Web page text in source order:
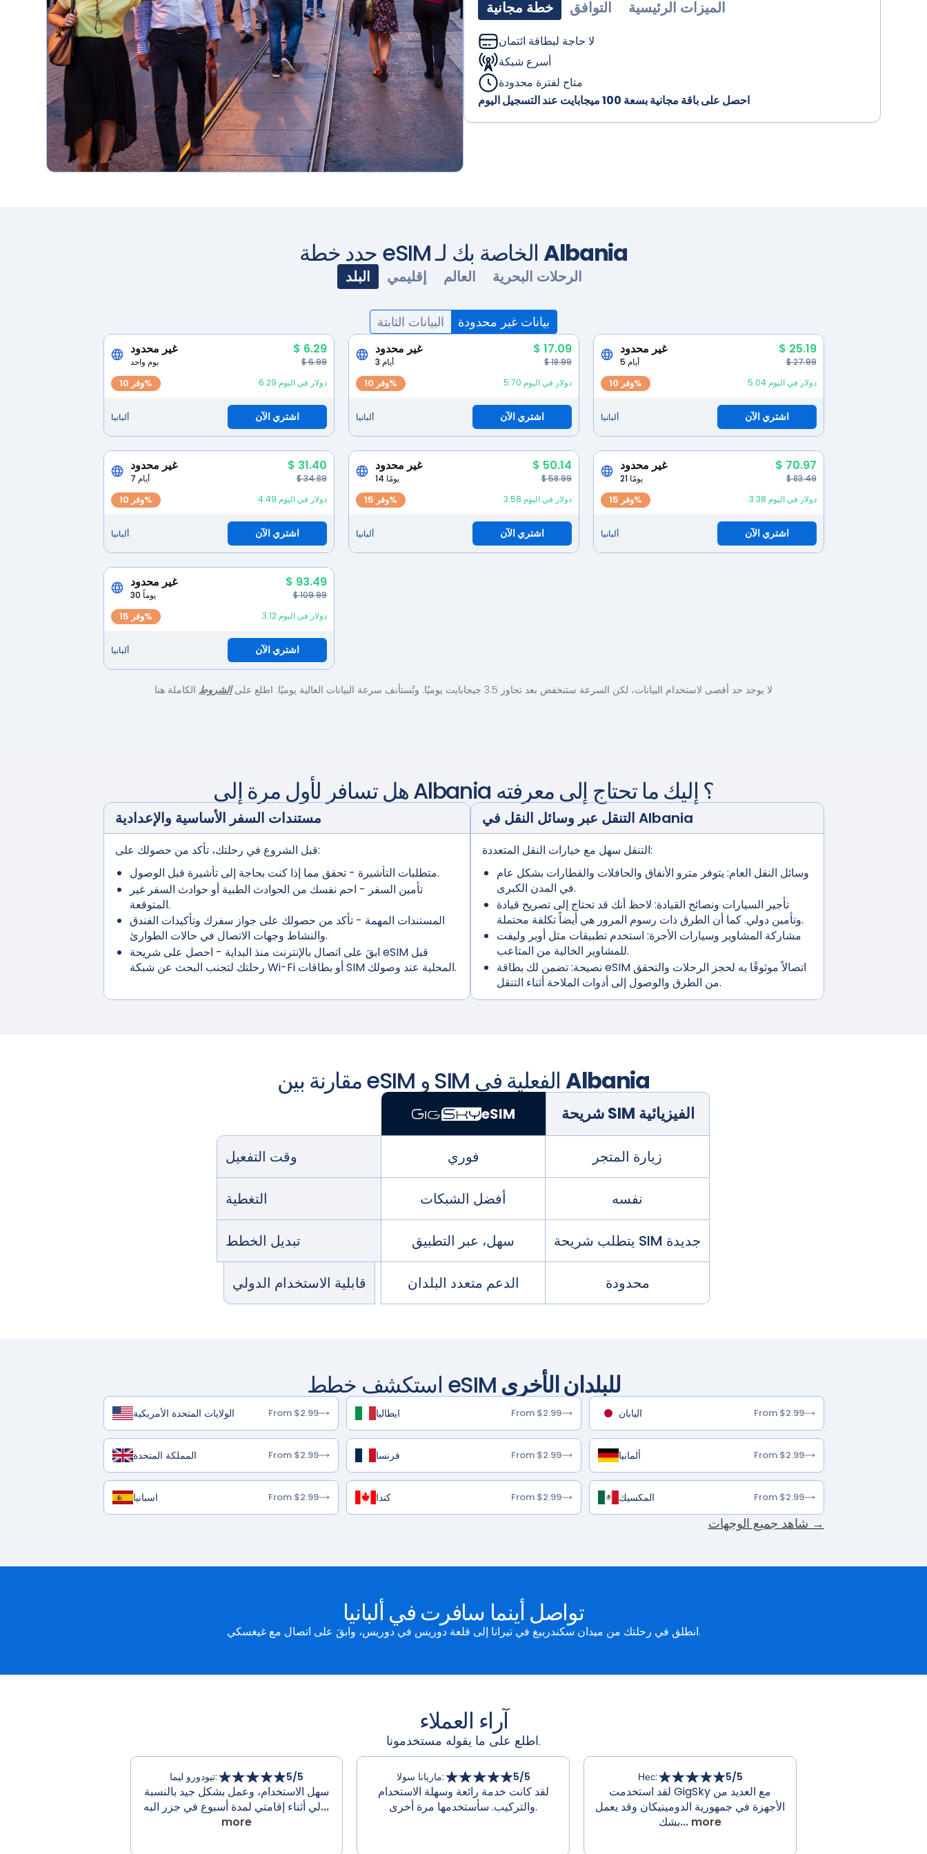
على جميع
الباقات
عروض
ترويجية دائمة
للاستمتاع بها
على اليابسة
وفي البحر
خطة مجانية التوافق الميزات الرئيسية
لا حاجة لبطاقة ائتمان
أسرع شبكة
متاح لفترة محدودة
احصل على باقة مجانية بسعة 100 ميجابايت عند التسجيل اليوم
Albania
البلد إقليمي العالم الرحلات البحرية
البيانات الثابتة بيانات غير محدودة
غير محدود $ 6.29
يوم واحد $ 6.99
وفر 10% 6.29 دولار في اليوم
ألبانيا اشتري الآن
غير محدود $ 17.09
3 أيام $ 18.99
وفر 10% 5.70 دولار في اليوم
ألبانيا اشتري الآن
غير محدود $ 25.19
5 أيام $ 27.99
وفر 10% 5.04 دولار في اليوم
ألبانيا اشتري الآن
غير محدود $ 31.40
7 أيام $ 34.89
وفر 10% 4.49 دولار في اليوم
ألبانيا اشتري الآن
غير محدود $ 50.14
14 يومًا $ 58.99
وفر 15% 3.58 دولار في اليوم
ألبانيا اشتري الآن
غير محدود $ 70.97
21 يومًا $ 83.49
وفر 15% 3.38 دولار في اليوم
ألبانيا اشتري الآن
غير محدود $ 93.49
30 يوماً $ 109.99
وفر 15% 3.12 دولار في اليوم
ألبانيا اشتري الآن
لا يوجد حد أقصى لاستخدام البيانات، لكن السرعة ستنخفض بعد تجاوز 3.5 جيجابايت يوميًا. وتُستأنف سرعة البيانات العالية يوميًا. اطلع على الشروط الكاملة هنا
Albania ؟ إليك ما تحتاج إلى معرفته
مستندات السفر الأساسية والإعدادية
قبل الشروع في رحلتك، تأكد من حصولك على:
متطلبات التأشيرة- تحقق مما إذا كنت بحاجة إلى تأشيرة قبل الوصول.
تأمين السفر - احم نفسك من الحوادث الطبية أو حوادث السفر غير
المتوقعة.
المستندات المهمة - تأكد من حصولك على جواز سفرك وتأكيدات الفندق
والنشاط وجهات الاتصال في حالات الطوارئ.
ابقَ على اتصال بالإنترنت منذ البداية - احصل على شريحة eSIM قبل
رحلتك لتجنب البحث عن شبكة Wi-Fi أو بطاقات SIM المحلية عند وصولك.
التنقل عبر وسائل النقل فيAlbania
التنقل سهل مع خيارات النقل المتعددة:
وسائل النقل العام:يتوفر مترو الأنفاق والحافلات والقطارات بشكل عام
في المدن الكبرى.
تأجير السيارات ونصائح القيادة:لاحظ أنك قد تحتاج إلى تصريح قيادة
وتأمين دولي. كما أن الطرق ذات رسوم المرور هي أيضاً تكلفة محتملة.
مشاركة المشاوير وسيارات الأجرة:استخدم تطبيقات مثل أوبر وليفت
للمشاوير الخالية من المتاعب.
نصيحة:تضمن لك بطاقة eSIM اتصالاً موثوقًا به لحجز الرحلات والتحقق
من الطرق والوصول إلى أدوات الملاحة أثناء التنقل.
Albania
eSIM شريحة SIM الفيزيائية
وقت التفعيل فوري زيارة المتجر
التغطية أفضل الشبكات نفسه
تبديل الخطط سهل، عبر التطبيق يتطلب شريحة SIM جديدة
قابلية الاستخدام الدولي الدعم متعدد البلدان محدودة
استكشف خطط eSIM للبلدان الأخرى
الولايات المتحدة الأمريكية From $2.99 ايطاليا From $2.99 اليابان From $2.99
المملكة المتحدة From $2.99 فرنسا From $2.99 ألمانيا From $2.99
اسبانيا From $2.99 كندا From $2.99 المكسيك From $2.99
شاهد جميع الوجهات →
تواصل أينما سافرت في ألبانيا
انطلق في رحلتك من ميدان سكندربيغ في تيرانا إلى قلعة دوريس في دوريس، وابقَ على اتصال مع غيغسكي.
آراء العملاء
اطلع على ما يقوله مستخدمونا.
تيودورو ليما: 5/5
سهل الاستخدام، وعمل بشكل جيد بالنسبة
لي أثناء إقامتي لمدة أسبوع في جزر البه...
more
ماريانا سولا: 5/5
لقد كانت خدمة رائعة وسهلة الاستخدام
والتركيب. سأستخدمها مرة أخرى.
Нес: 5/5
لقد استخدمت GigSky مع العديد من
الأجهزة في جمهورية الدومينيكان وقد يعمل
بشك... more